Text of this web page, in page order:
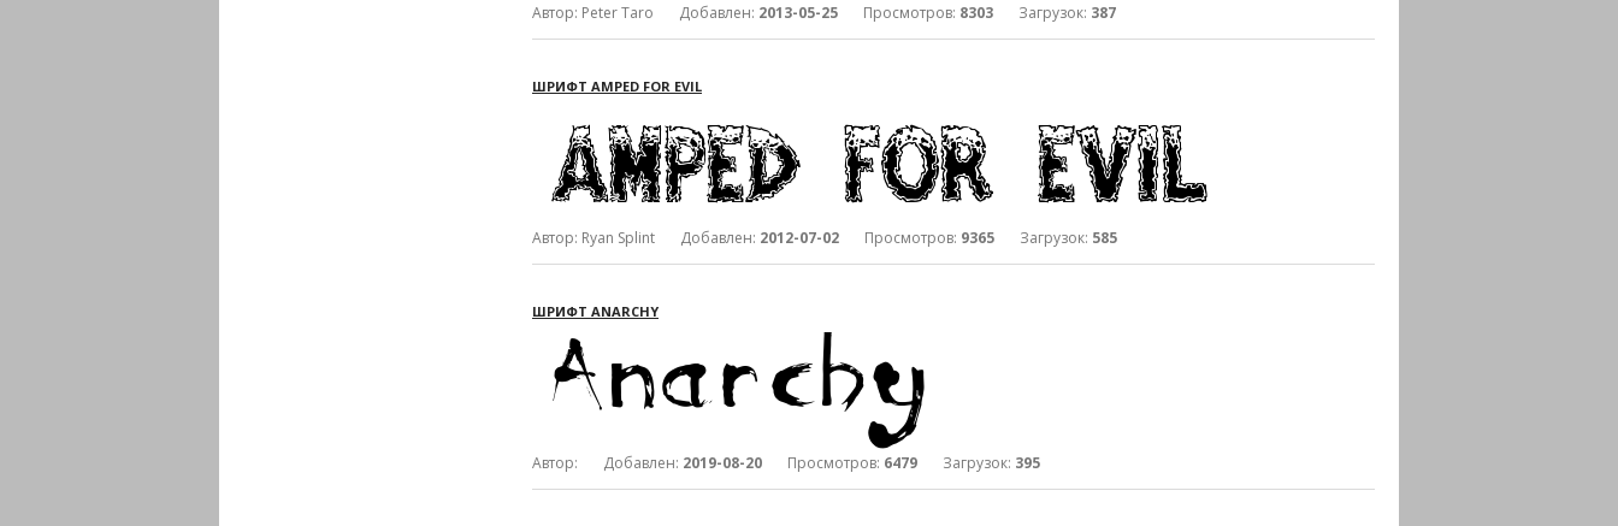
Автор: Peter Taro Добавлен: 2013-05-25 Просмотров: 8303 Загрузок: 387
ШРИФТ AMPED FOR EVIL
Автор: Ryan Splint Добавлен: 2012-07-02 Просмотров: 9365 Загрузок: 585
ШРИФТ ANARCHY
Автор: Добавлен: 2019-08-20 Просмотров: 6479 Загрузок: 395